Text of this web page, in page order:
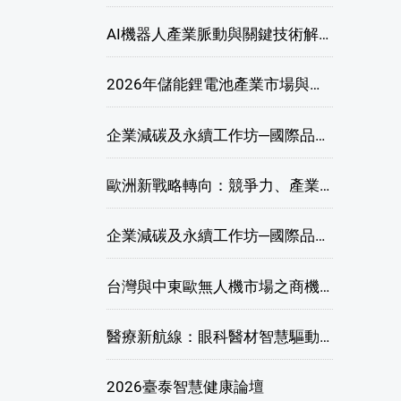
AI機器人產業脈動與關鍵技術解析研討會
2026年儲能鋰電池產業市場與技術發展線上研討會
企業減碳及永續工作坊─國際品牌綠色供應鏈永續管理與實務演練(高雄場)
歐洲新戰略轉向：競爭力、產業自主與供應鏈重塑線上研討會
企業減碳及永續工作坊─國際品牌綠色供應鏈永續管理與實務演練(臺北場)
台灣與中東歐無人機市場之商機與挑戰座談會
醫療新航線：眼科醫材智慧驅動，數位醫療落地布局線上研討會
2026臺泰智慧健康論壇